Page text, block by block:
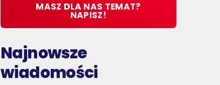
MASZ DLA NAS TEMAT?
NAPISZ!
Najnowsze
wiadomości